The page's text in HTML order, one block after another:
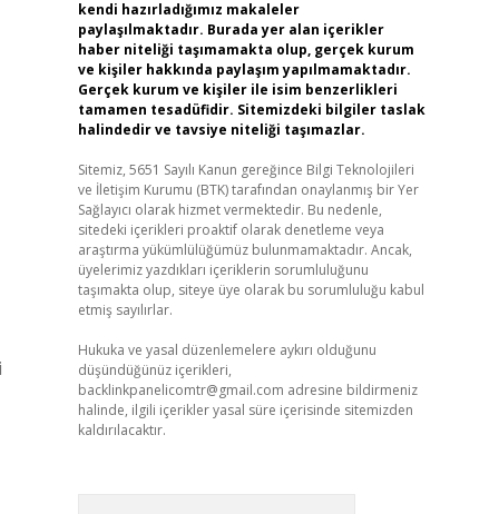
kendi hazırladığımız makaleler
paylaşılmaktadır. Burada yer alan içerikler
haber niteliği taşımamakta olup, gerçek kurum
ve kişiler hakkında paylaşım yapılmamaktadır.
Gerçek kurum ve kişiler ile isim benzerlikleri
tamamen tesadüfidir. Sitemizdeki bilgiler taslak
halindedir ve tavsiye niteliği taşımazlar.
Sitemiz, 5651 Sayılı Kanun gereğince Bilgi Teknolojileri
ve İletişim Kurumu (BTK) tarafından onaylanmış bir Yer
Sağlayıcı olarak hizmet vermektedir. Bu nedenle,
sitedeki içerikleri proaktif olarak denetleme veya
araştırma yükümlülüğümüz bulunmamaktadır. Ancak,
üyelerimiz yazdıkları içeriklerin sorumluluğunu
taşımakta olup, siteye üye olarak bu sorumluluğu kabul
etmiş sayılırlar.
Hukuka ve yasal düzenlemelere aykırı olduğunu
düşündüğünüz içerikleri,
backlinkpanelicomtr@gmail.com adresine bildirmeniz
halinde, ilgili içerikler yasal süre içerisinde sitemizden
kaldırılacaktır.